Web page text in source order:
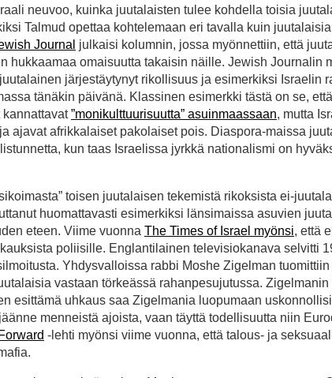
neuvoo, kuinka juutalaisten tulee kohdella toisia
Talmud opettaa kohtelemaan eri tavalla kuin
Journal julkaisi kolumnin, jossa myönnettiin, että
hukkaamaa omaisuutta takaisin näille. Jewish Journalin
järjestäytynyt rikollisuus ja esimerkiksi Israelin
tänäkin päivänä. Klassinen esimerkki tästä on se, että
”monikulttuurisuutta” asuinmaassaan, mutta
ajavat afrikkalaiset pakolaiset pois. Diaspora-maissa
kun taas Israelissa jyrkkä nationalismi on
toisen juutalaisen tekemistä rikoksista ei-
huomattavasti esimerkiksi länsimaissa asuvien
eteen. Viime vuonna The Times of Israel myönsi, että
poliisille. Englantilainen televisiokanava selvitti
Yhdysvalloissa rabbi Moshe Zigelman
vastaan törkeässä rahanpesujutussa.
esittämä uhkaus saa Zigelmania luopumaan
menneistä ajoista, vaan täyttä todellisuutta niin
-lehti myönsi viime vuonna, että talous- ja